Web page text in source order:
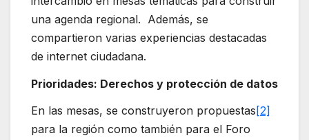
una agenda regional. Además, se
compartieron varias experiencias destacadas
de internet ciudadana.
Prioridades: Derechos y protección de datos
En las mesas, se construyeron propuestas [2]
para la región como también para el Foro